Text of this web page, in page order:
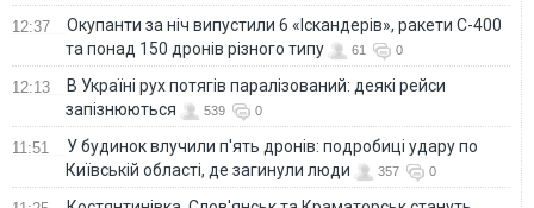
12:37
Окупанти за ніч випустили 6 «Іскандерів», ракети С-400
та понад 150 дронів різного типу
61 0
12:13
В Україні рух потягів паралізований: деякі рейси
запізнюються
539 0
11:51
У будинок влучили п'ять дронів: подробиці удару по
Київській області, де загинули люди
357 0